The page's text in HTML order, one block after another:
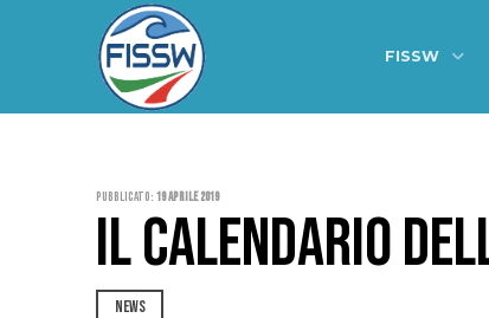
FISSW
Pubblicato: 19 Aprile 2019
IL CALENDARIO
NEWS